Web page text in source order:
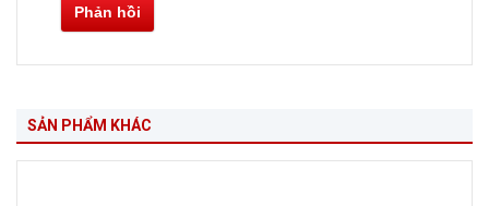
Phản hồi
SẢN PHẨM KHÁC